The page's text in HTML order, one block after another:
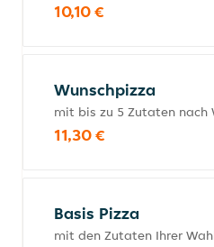
10,10 €
Wunschpizza
mit bis zu 5 Zutaten nach
11,30 €
Basis Pizza
mit den Zutaten Ihrer